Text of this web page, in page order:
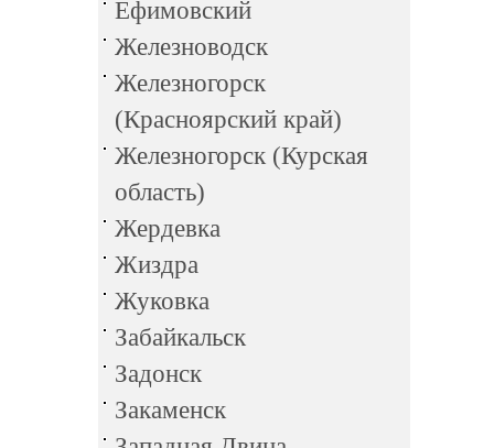
Ефимовский
Железноводск
Железногорск
(Красноярский край)
Железногорск (Курская
область)
Жердевка
Жиздра
Жуковка
Забайкальск
Задонск
Закаменск